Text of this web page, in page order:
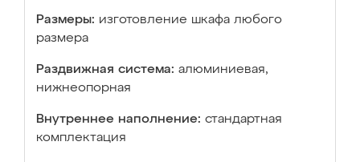
Размеры: изготовление шкафа любого
размера
Раздвижная система: алюминиевая,
нижнеопорная
Внутреннее наполнение: стандартная
комплектация